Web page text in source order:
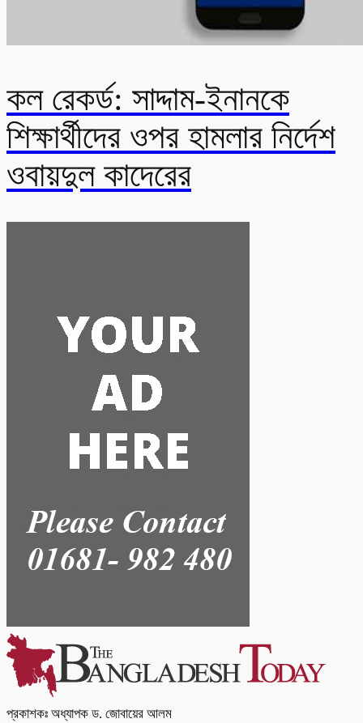
কল রেকর্ড: সাদ্দাম-ইনানকে
শিক্ষার্থীদের ওপর হামলার নির্দেশ
ওবায়দুল কাদেরের
প্রকাশকঃ অধ্যাপক ড. জোবায়ের আলম